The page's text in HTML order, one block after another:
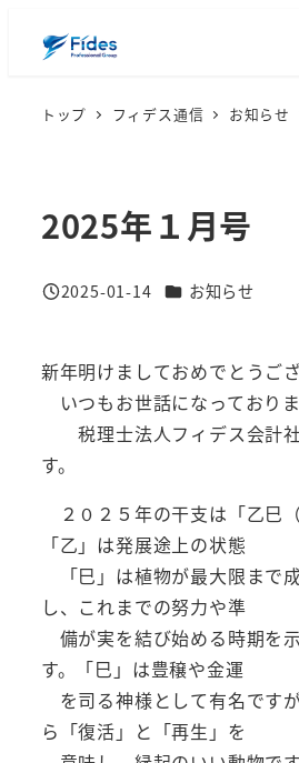
トップ フィデス通信 お知らせ
2025年１月号
投稿日
2025-01-14 カテゴリー
お知らせ
新年明けましておめでとうござ
いつもお世話になっておりま
税理士法人フィデス会計
す。
２０２５年の干支は「乙巳
「乙」は発展途上の状態
「巳」は植物が最大限まで
し、これまでの努力や準
備が実を結び始める時期を
す。「巳」は豊穣や金運
を司る神様として有名です
ら「復活」と「再生」を